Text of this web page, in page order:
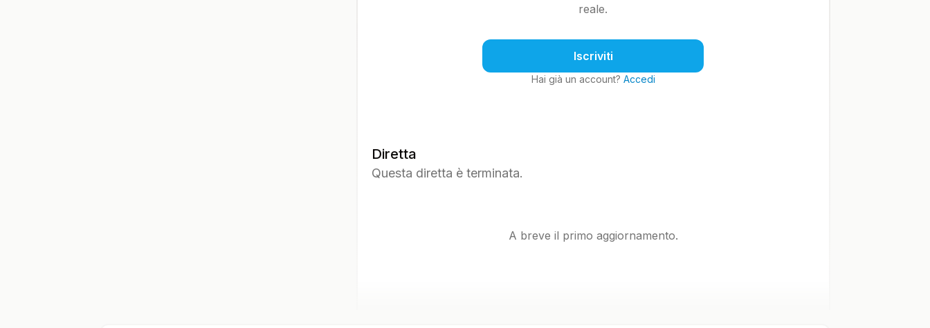
reale.
Iscriviti
Hai già un account? Accedi
Diretta
Questa diretta è terminata.
A breve il primo aggiornamento.